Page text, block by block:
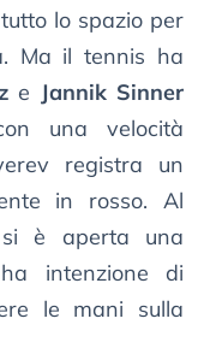
lo spazio per
Ma il tennis ha
e Jannik Sinner
una velocità
registra un
in rosso. Al
si è aperta una
intenzione di
le mani sulla